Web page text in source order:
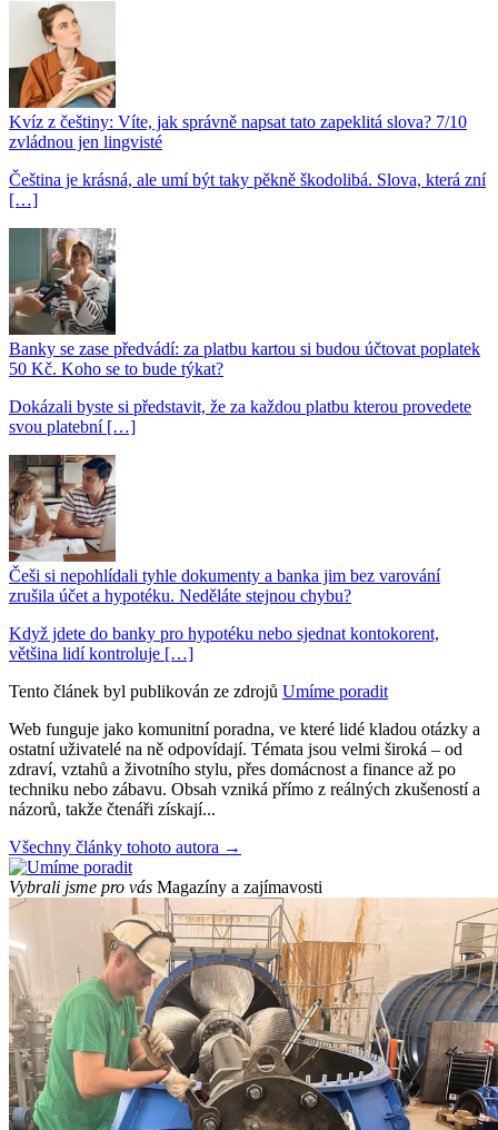
Kvíz z češtiny: Víte, jak správně napsat tato zapeklitá slova? 7/10
zvládnou jen lingvisté
Čeština je krásná, ale umí být taky pěkně škodolibá. Slova, která zní
[…]
Banky se zase předvádí: za platbu kartou si budou účtovat poplatek
50 Kč. Koho se to bude týkat?
Dokázali byste si představit, že za každou platbu kterou provedete
svou platební […]
Češi si nepohlídali tyhle dokumenty a banka jim bez varování
zrušila účet a hypotéku. Neděláte stejnou chybu?
Když jdete do banky pro hypotéku nebo sjednat kontokorent,
většina lidí kontroluje […]
Tento článek byl publikován ze zdrojů Umíme poradit
Web funguje jako komunitní poradna, ve které lidé kladou otázky a
ostatní uživatelé na ně odpovídají. Témata jsou velmi široká – od
zdraví, vztahů a životního stylu, přes domácnost a finance až po
techniku nebo zábavu. Obsah vzniká přímo z reálných zkušeností a
názorů, takže čtenáři získají...
Všechny články tohoto autora →
Vybrali jsme pro vás Magazíny a zajímavosti